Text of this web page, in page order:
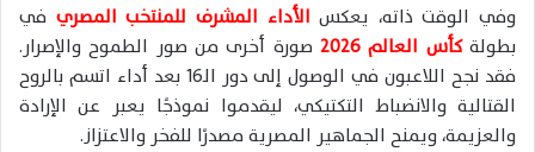
وفي الوقت ذاته، يعكس الأداء المشرف للمنتخب المصري في
بطولة كأس العالم 2026
صورة أخرى من صور الطموح والإصرار.
فقد نجح اللاعبون في الوصول إلى دور الـ16 بعد أداء اتسم بالروح
القتالية والانضباط التكتيكي، ليقدموا نموذجًا يعبر عن الإرادة
والعزيمة، ويمنح الجماهير المصرية مصدرًا للفخر والاعتزاز.